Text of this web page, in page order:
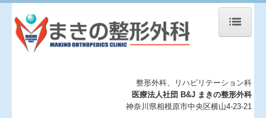
ホーム
整形外科、リハビリテーション科
医療法人社団 B&J まきの整形外科
神奈川県相模原市中央区横山4-23-21